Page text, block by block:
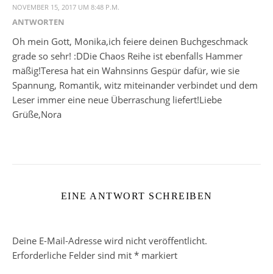
NOVEMBER 15, 2017 UM 8:48 P.M.
ANTWORTEN
Oh mein Gott, Monika,ich feiere deinen Buchgeschmack
grade so sehr! :DDie Chaos Reihe ist ebenfalls Hammer
mäßig!Teresa hat ein Wahnsinns Gespür dafür, wie sie
Spannung, Romantik, witz miteinander verbindet und dem
Leser immer eine neue Überraschung liefert!Liebe
Grüße,Nora
EINE ANTWORT SCHREIBEN
Deine E-Mail-Adresse wird nicht veröffentlicht.
Erforderliche Felder sind mit * markiert